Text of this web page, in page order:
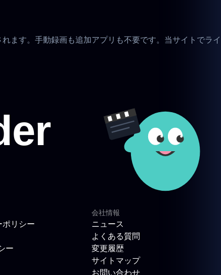
ます。手動録画も追加アプリも不要です。当サイトでライ
ポリシー
ー
会社情報
ニュース
よくある質問
変更履歴
サイトマップ
お問い合わせ